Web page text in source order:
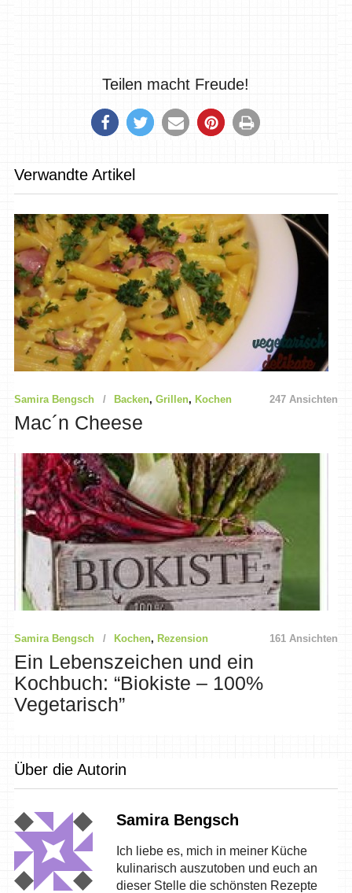
Teilen macht Freude!
Verwandte Artikel
Samira Bengsch Backen, Grillen, Kochen 247 Ansichten
Mac´n Cheese
Samira Bengsch Kochen, Rezension 161 Ansichten
Ein Lebenszeichen und ein
Kochbuch: “Biokiste – 100%
Vegetarisch”
Über die Autorin
Samira Bengsch
Ich liebe es, mich in meiner Küche
kulinarisch auszutoben und euch an
dieser Stelle die schönsten Rezepte